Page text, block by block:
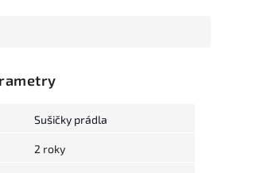
Sušičky prádla
2 roky